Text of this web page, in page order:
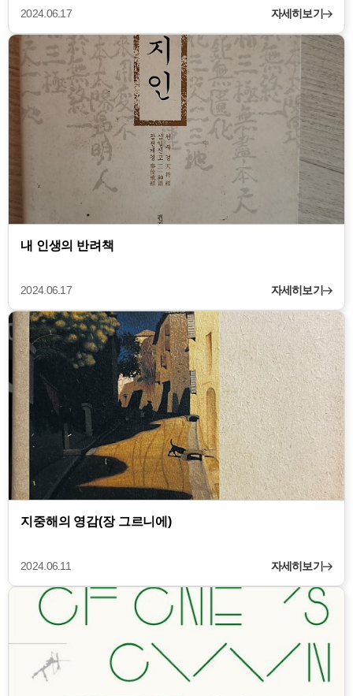
2024.06.17 자세히보기
내 인생의 반려책
2024.06.17 자세히보기
지중해의 영감(장 그르니에)
2024.06.11 자세히보기